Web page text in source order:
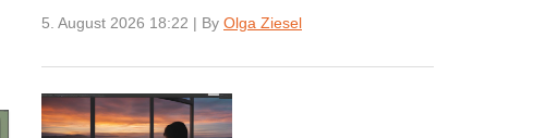
5. August 2026 18:22 | By Olga Ziesel